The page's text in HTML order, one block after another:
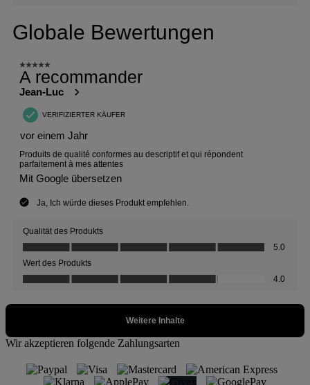
Wir akzeptieren folgende Zahlungsarten